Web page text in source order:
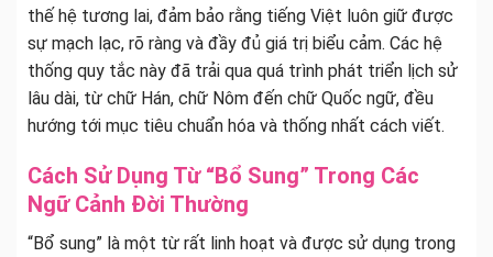
thế hệ tương lai, đảm bảo rằng tiếng Việt luôn giữ được
sự mạch lạc, rõ ràng và đầy đủ giá trị biểu cảm. Các hệ
thống quy tắc này đã trải qua quá trình phát triển lịch sử
lâu dài, từ chữ Hán, chữ Nôm đến chữ Quốc ngữ, đều
hướng tới mục tiêu chuẩn hóa và thống nhất cách viết.
Cách Sử Dụng Từ “Bổ Sung” Trong Các
Ngữ Cảnh Đời Thường
“Bổ sung” là một từ rất linh hoạt và được sử dụng trong